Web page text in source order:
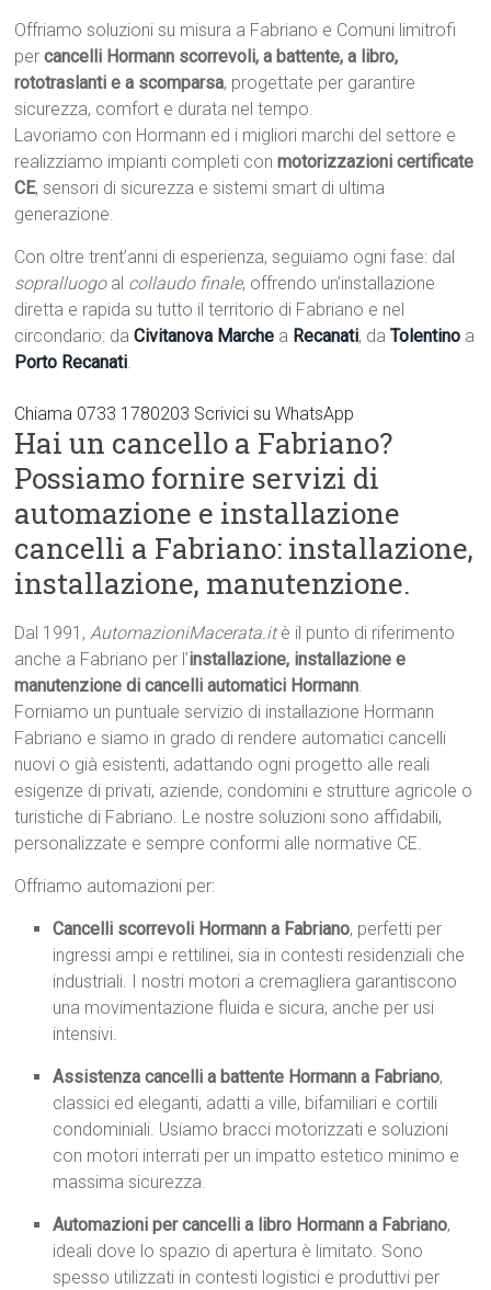
Offriamo soluzioni su misura a Fabriano e Comuni limitrofi
percancelli Hormann scorrevoli, a battente, a libro,
rototraslanti e a scomparsa, progettate per garantire
sicurezza, comfort e durata nel tempo.
Lavoriamo con Hormann ed i migliori marchi del settore e
realizziamo impianti completi conmotorizzazioni certificate
CE, sensori di sicurezza e sistemi smart di ultima
generazione.
Con oltre trent’anni di esperienza, seguiamo ogni fase: dal
sopralluogo al collaudo finale, offrendo un’installazione
diretta e rapida su tutto il territorio di Fabriano e nel
circondario: daCivitanova Marche a Recanati, daTolentino a
Porto Recanati.
Chiama 0733 1780203 Scrivici su WhatsApp
Hai un cancello a Fabriano?
Possiamo fornire servizi di
automazione e installazione
cancelli a Fabriano: installazione,
installazione, manutenzione.
Dal 1991,AutomazioniMacerata.itè il punto di riferimento
anche a Fabriano per l’installazione, installazione e
manutenzione di cancelli automatici Hormann.
Forniamo un puntuale servizio di installazione Hormann
Fabriano e siamo in grado di rendere automatici cancelli
nuovi o già esistenti, adattando ogni progetto alle reali
esigenze di privati, aziende, condomini e strutture agricole o
turistiche di Fabriano. Le nostre soluzioni sono affidabili,
personalizzate e sempre conformi alle normative CE.
Offriamo automazioni per:
Cancelli scorrevoli Hormann a Fabriano, perfetti per
ingressi ampi e rettilinei, sia in contesti residenziali che
industriali. I nostri motori a cremagliera garantiscono
una movimentazione fluida e sicura, anche per usi
intensivi.
Assistenza cancelli a battente Hormann a Fabriano,
classici ed eleganti, adatti a ville, bifamiliari e cortili
condominiali. Usiamo bracci motorizzati e soluzioni
con motori interrati per un impatto estetico minimo e
massima sicurezza.
Automazioni per cancelli a libro Hormann a Fabriano,
ideali dove lo spazio di apertura è limitato. Sono
spesso utilizzati in contesti logistici e produttivi per